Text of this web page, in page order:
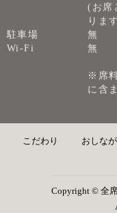
(お席
りま
駐車場
無
Wi-Fi
無
※席
に含
こだわり おしなが
Copyright © 全